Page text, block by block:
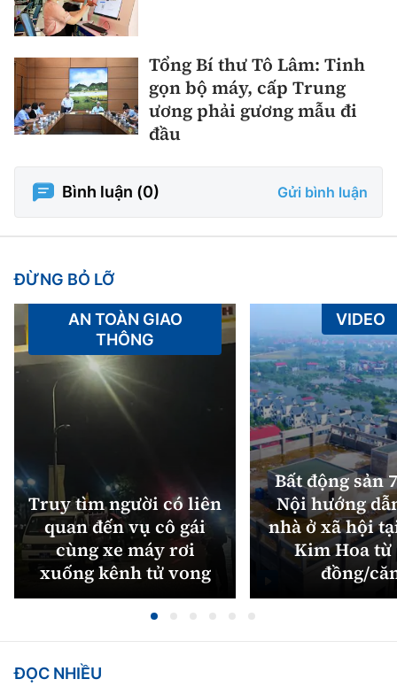
Tổng Bí thư Tô Lâm: Tinh
gọn bộ máy, cấp Trung
ương phải gương mẫu đi
đầu
Bình luận (0) Gửi bình luận
ĐỪNG BỎ LỠ
Truy tìm người có liên
quan đến vụ cô gái
cùng xe máy rơi
xuống kênh tử vong
AN TOÀN GIAO
THÔNG
Bất động sản
Nội hướng
nhà ở xã hội
Kim Hoa từ
đồng/
VIDEO
ĐỌC NHIỀU